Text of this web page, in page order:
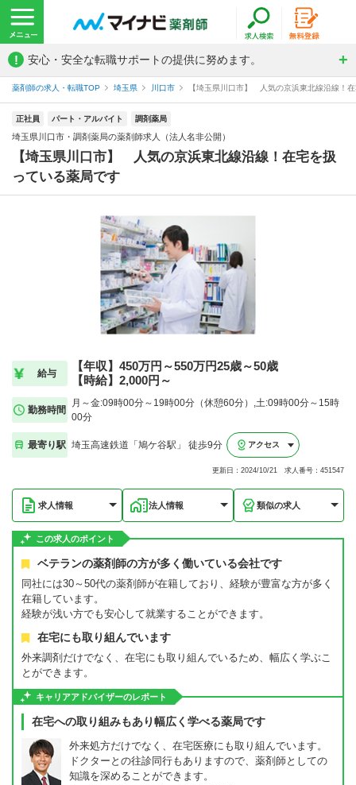
! 安心・安全な転職サポートの提供に努めます。
薬剤師の求人・転職TOP 埼玉県 川口市 【埼玉県川口市】 人気の京浜東北線沿線！
正社員 パート・アルバイト 調剤薬局
埼玉県川口市・調剤薬局の薬剤師求人（法人名非公開）
【埼玉県川口市】 人気の京浜東北線沿線！在宅を扱
っている薬局です
給与
【年収】450万円～550万円25歳～50歳
【時給】2,000円～
勤務時間
月～金:09時00分～19時00分（休憩60分）,土:09時00分～15時
00分
最寄り駅 埼玉高速鉄道「鳩ケ谷駅」 徒歩9分 アクセス
更新日：2024/10/21 求人番号：451547
求人情報 法人情報 類似の求人
この求人のポイント
ベテランの薬剤師の方が多く働いている会社です
同社には30～50代の薬剤師が在籍しており、経験が豊富な方が多く
在籍しています。
経験が浅い方でも安心して就業することができます。
在宅にも取り組んでいます
外来調剤だけでなく、在宅にも取り組んでいるため、幅広く学ぶこ
とができます。
キャリアアドバイザーのレポート
在宅への取り組みもあり幅広く学べる薬局です
外来処方だけでなく、在宅医療にも取り組んでいます。
ドクターとの往診同行もありますので、薬剤師としての
知識を深めることができます。